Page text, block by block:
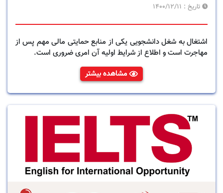
تاریخ : 1400/12/11
اشتغال به شغل دانشجویی یکی از منابع حمایتی مالی مهم پس از
مهاجرت است و اطلاع از شرایط اولیه آن امری ضروری است.
مشاهده بیشتر